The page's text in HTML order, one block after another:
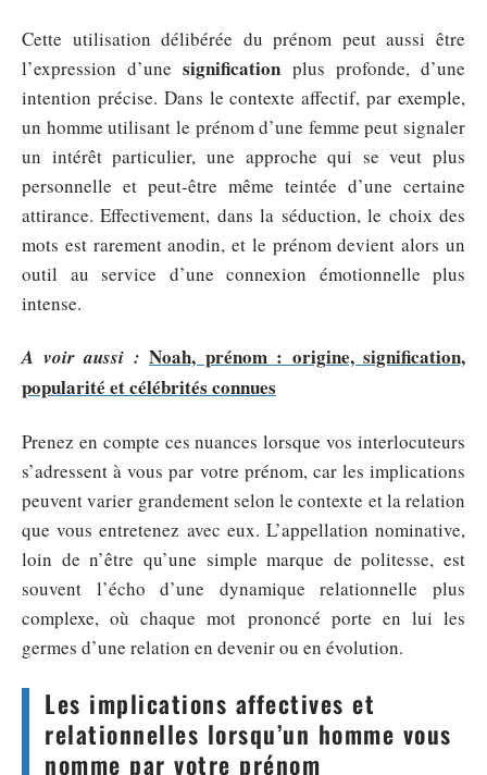
Cette utilisation délibérée du prénom peut aussi être
l’expression d’unesignification plus profonde, d’une
intention précise. Dans le contexte affectif, par exemple,
un homme utilisant le prénom d’une femme peut signaler
un intérêt particulier, une approche qui se veut plus
personnelle et peut-être même teintée d’une certaine
attirance. Effectivement, dans la séduction, le choix des
mots est rarement anodin, et le prénom devient alors un
outil au service d’une connexion émotionnelle plus
intense.
A voir aussi : Noah, prénom : origine, signification,
popularité et célébrités connues
Prenez en compte ces nuances lorsque vos interlocuteurs
s’adressent à vous par votre prénom, car les implications
peuvent varier grandement selon le contexte et la relation
que vous entretenez avec eux. L’appellation nominative,
loin de n’être qu’une simple marque de politesse, est
souvent l’écho d’une dynamique relationnelle plus
complexe, où chaque mot prononcé porte en lui les
germes d’une relation en devenir ou en évolution.
Les implications affectives et
relationnelles lorsqu’un homme vous
nomme par votre prénom